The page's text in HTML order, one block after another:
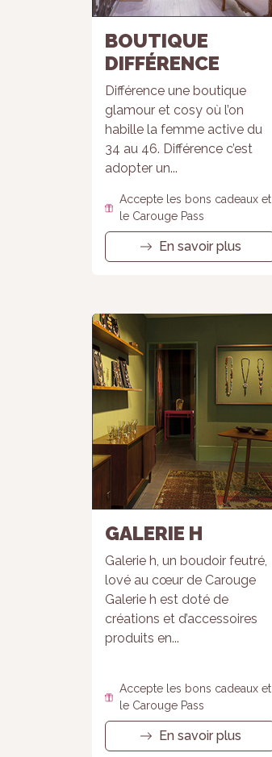
BOUTIQUE
DIFFÉRENCE
Différence une boutique
glamour et cosy où l’on
habille la femme active du
34 au 46. Différence c’est
adopter un...
Accepte les bons cadeaux et
le Carouge Pass
En savoir plus
GALERIE H
Galerie h, un boudoir feutré,
lové au cœur de Carouge
Galerie h est doté de
créations et d’accessoires
produits en...
Accepte les bons cadeaux et
le Carouge Pass
En savoir plus